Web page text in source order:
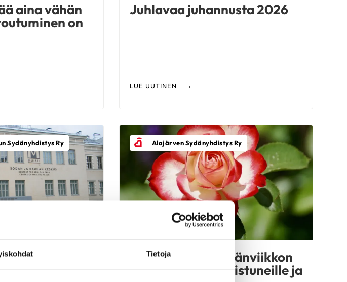
Tietoja
aina vähän
on
Juhlavaa juhannusta 2026
LUE UUTINEN
Sydänyhdistys Ry Alajärven Sydänyhdistys Ry
Kiitos kaikille Sydänviikkon
tapahtumiin osallistuneille ja